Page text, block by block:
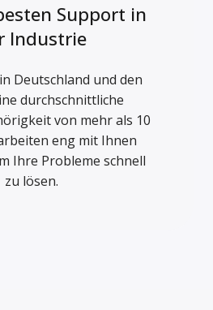
Support in
Industrie
Deutschland und den
durchschnittliche
von mehr als 10
eng mit Ihnen
Ihre Probleme schnell
zu lösen.